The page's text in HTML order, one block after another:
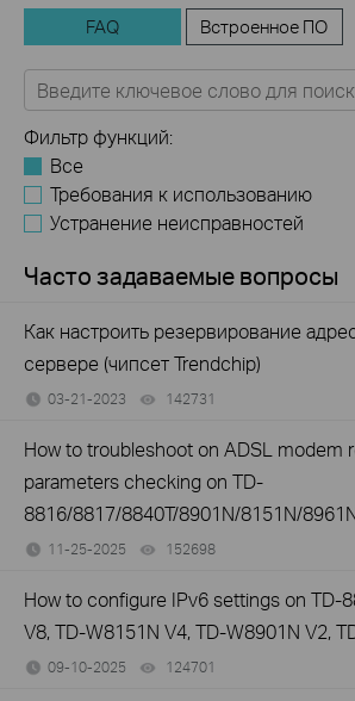
FAQ Встроенное ПО
Фильтр функций:
Все
Требования к использованию
Устранение неисправностей
Часто задаваемые вопросы
Как настроить резервирование
сервере (чипсет Trendchip)
03-21-2023 142731
How to troubleshoot on ADSL modem
parameters checking on TD-
8816/8817/8840T/8901N/8151N/
11-25-2025 152698
How to configure IPv6 settings on TD-
V8, TD-W8151N V4, TD-W8901N V2,
09-10-2025 124701